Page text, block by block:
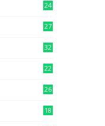
24
27
32
22
26
18